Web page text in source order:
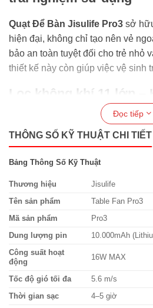
Quạt Để Bàn Jisulife Pro3 sở
hiện đại, không chỉ tạo nên vẻ
bảo an toàn tuyệt đối cho trẻ nhỏ
thiết kế này còn giúp việc vệ sinh
Lọc không khí 11 lớp –
Tích hợp bộ lọc không khí 11 cấp,
khí. Đây là điểm cộng cực lớn
nhiều ô nhiễm.
Gió mạnh 100 mức
hóa tối đa
Sản phẩm cho phép tùy chỉnh tới
điều chỉnh vô cấp, mang lại cảm
cầu. Dù là gió nhẹ ban đêm hay
Jisulife Pro3 đều đáp ứng hoàn
Đọc tiếp
THÔNG SỐ KỸ THUẬT CHI TIẾT
Bảng Thông Số Kỹ Thuật
Thương hiệu
Jisulife
Tên sản phẩm
Table Fan Pro3
Mã sản phẩm
Pro3
Dung lượng pin
10.000mAh
Công suất hoạt
động
16W MAX
Tốc độ gió tối đa
5.6 m/s
Thời gian sạc
4–5 giờ